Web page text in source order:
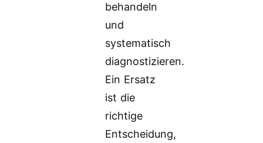
behandeln
und
systematisch
diagnostizieren.
Ein Ersatz
ist die
richtige
Entscheidung,